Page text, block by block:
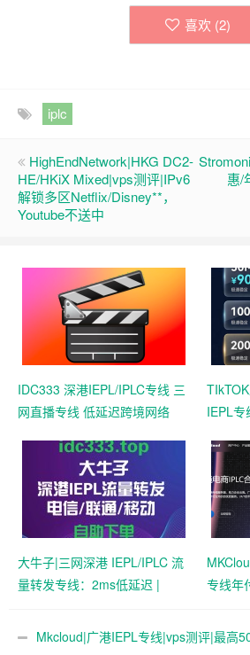
喜欢 (2)
iplc
HighEndNetwork|HKG DC2-
HE/HKiX Mixed|vps测评|IPv6
解锁多区Netflix/Disney**，
Youtube不送中
惠/
IDC333 深港IEPL/IPLC专线 三
网直播专线 低延迟跨境网络
IEPL专
大牛子|三网深港 IEPL/IPLC 流
量转发专线：2ms低延迟 |
专线年
Mkcloud|广港IEPL专线|vps测评|最高